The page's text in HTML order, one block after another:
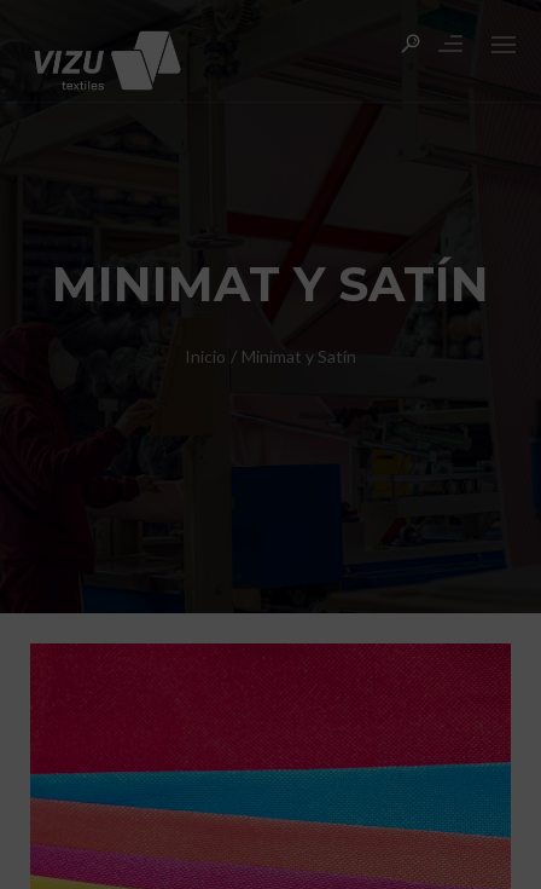
MINIMAT Y SATÍN
Inicio / Minimat y Satín